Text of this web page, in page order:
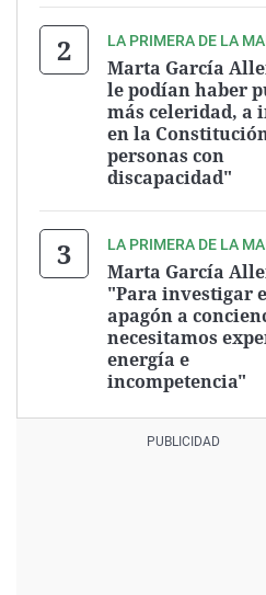
LA PRIMERA DE LA
Marta García
le podían haber
más celeridad, a
en la
personas con
discapacidad"
LA PRIMERA DE LA
Marta García
"Para investigar
apagón a
necesitamos
energía e
incompetencia"